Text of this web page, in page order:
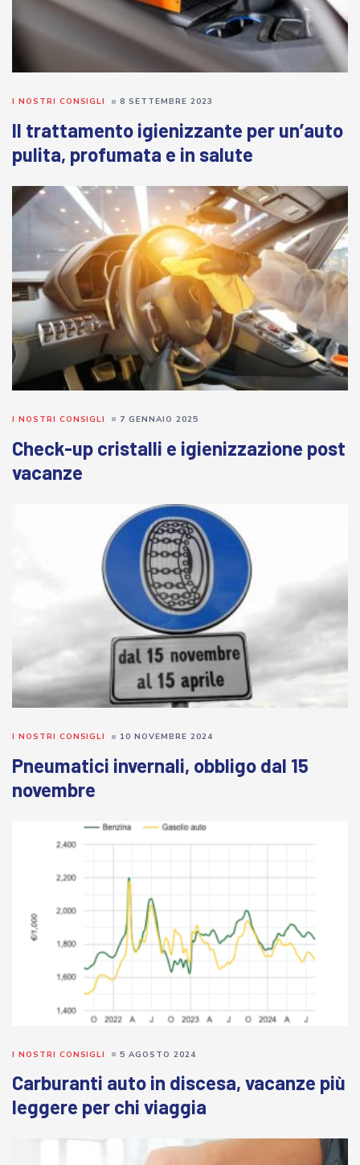
Il trattamento igienizzante per un’auto
pulita, profumata e in salute
I NOSTRI CONSIGLI 8 SETTEMBRE 2023
Check-up cristalli e igienizzazione post
vacanze
I NOSTRI CONSIGLI 7 GENNAIO 2025
Pneumatici invernali, obbligo dal 15
novembre
I NOSTRI CONSIGLI 10 NOVEMBRE 2024
Carburanti auto in discesa, vacanze più
leggere per chi viaggia
I NOSTRI CONSIGLI 5 AGOSTO 2024